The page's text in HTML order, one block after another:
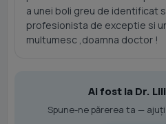
a unei boli greu de identificat
profesionista de exceptie si
multumesc ,doamna doctor !
Ai fost la Dr.
Spune-ne părerea ta —